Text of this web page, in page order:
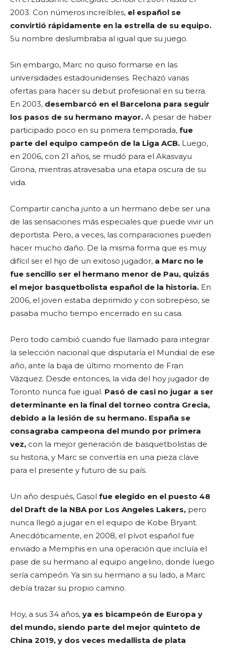
2003. Con números increíbles, el español se
convirtió rápidamente en la estrella de su equipo.
Su nombre deslumbraba al igual que su juego.
Sin embargo, Marc no quiso formarse en las
universidades estadounidenses. Rechazó varias
ofertas para hacer su debut profesional en su tierra.
En 2003, desembarcó en el Barcelona para seguir
los pasos de su hermano mayor. A pesar de haber
participado poco en su primera temporada, fue
parte del equipo campeón de la Liga ACB. Luego,
en 2006, con 21 años, se mudó para el Akasvayu
Girona, mientras atravesaba una etapa oscura de su
vida.
Compartir cancha junto a un hermano debe ser una
de las sensaciones más especiales que puede vivir un
deportista. Pero, a veces, las comparaciones pueden
hacer mucho daño. De la misma forma que es muy
difícil ser el hijo de un exitoso jugador, a Marc no le
fue sencillo ser el hermano menor de Pau, quizás
el mejor basquetbolista español de la historia. En
2006, el joven estaba deprimido y con sobrepeso, se
pasaba mucho tiempo encerrado en su casa.
Pero todo cambió cuando fue llamado para integrar
la selección nacional que disputaría el Mundial de ese
año, ante la baja de último momento de Fran
Vázquez. Desde entonces, la vida del hoy jugador de
Toronto nunca fue igual. Pasó de casi no jugar a ser
determinante en la final del torneo contra Grecia,
debido a la lesión de su hermano. España se
consagraba campeona del mundo por primera
vez, con la mejor generación de basquetbolistas de
su historia, y Marc se convertía en una pieza clave
para el presente y futuro de su país.
Un año después, Gasol fue elegido en el puesto 48
del Draft de la NBA por Los Angeles Lakers, pero
nunca llegó a jugar en el equipo de Kobe Bryant.
Anecdóticamente, en 2008, el pívot español fue
enviado a Memphis en una operación que incluía el
pase de su hermano al equipo angelino, donde luego
sería campeón. Ya sin su hermano a su lado, a Marc
debía trazar su propio camino.
Hoy, a sus 34 años, ya es bicampeón de Europa y
del mundo, siendo parte del mejor quinteto de
China 2019, y dos veces medallista de plata